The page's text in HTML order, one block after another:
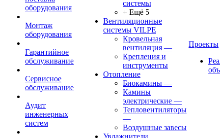
оборудования
Монтаж
оборудования
Гарантийное
обслуживание
Сервисное
обслуживание
Аудит
инженерных
систем
системы
+ Ещё 5
Вентиляционные
системы VILPE
Кровельная
вентиляция —
Крепления и
инструменты
Отопление
Биокамины —
Камины
электрические —
Тепловентиляторы
—
Воздушные завесы
Увлажнители
Проекты